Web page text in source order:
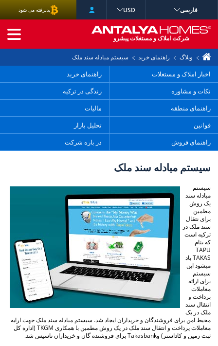
وبلاگ راهنمای خرید سیستم مبادله سند ملک
اخبار املاک و مستغلات
راهنمای خرید
نکات و مشاوره
زندگی در ترکیه
راهنمای منطقه
مالیات
قوانین
تحلیل بازار
راهنمای فروش
در باره شرکت
سیستم مبادله سند ملک
سیستم
مبادله سند
یک روش
مطمین
برای نتقال
سند ملک در
ترکیه است
که بنام
TAPU
TAKAS یاد
میشود این
سیستم
برای ارائه
معاملات
پرداخت و
انتقال سند
ملک در یک
محیط امن برای فروشندگان و خریداران ایجاد شد. سیستم مبادله سند ملک جهت ارايه
معاملات پرداخت و انتقال سند ملک در یک روش مطمین با همکاری TKGM (اداره کل
ثبت زمین و کاداستر) وTakasbank برای فروشنده گان و خریداران تاسیس شد.
فارسی USD پذیرفته می شود
شرکت املاک و مستغلات پیشرو
جستجوی پیشرفته